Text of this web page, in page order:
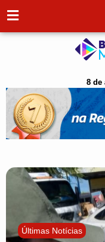
8 de
Últimas Notícias